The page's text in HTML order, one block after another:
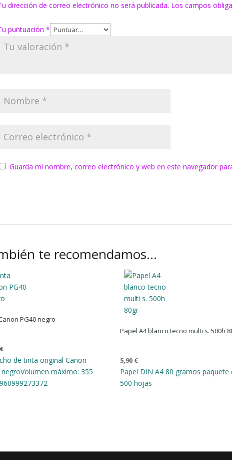
dirección de correo electrónico no será publicada. Los campos
puntuación*
Guarda mi nombre, correo electrónico y web en este navegador
te recomendamos…
PG40 negro
€
de tinta original Canon
negroVolumen máximo: 355
Papel A4 blanco tecno multi s. 500h
5,90 €
Papel DIN A4 80 gramos paquete
500 hojas